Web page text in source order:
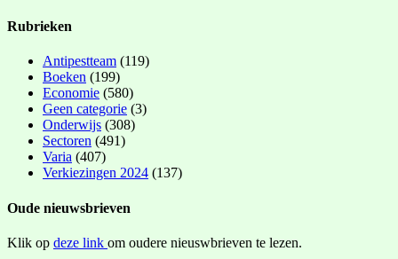
Rubrieken
Antipestteam (119)
Boeken (199)
Economie (580)
Geen categorie (3)
Onderwijs (308)
Sectoren (491)
Varia (407)
Verkiezingen 2024 (137)
Oude nieuwsbrieven
Klik op deze link om oudere nieuswbrieven te lezen.